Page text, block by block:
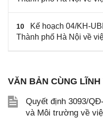
10
Kế hoạch 04/KH-
Thành phố Hà Nội về
VĂN BẢN CÙNG LĨNH
Quyết định 3093/
và Môi trường về